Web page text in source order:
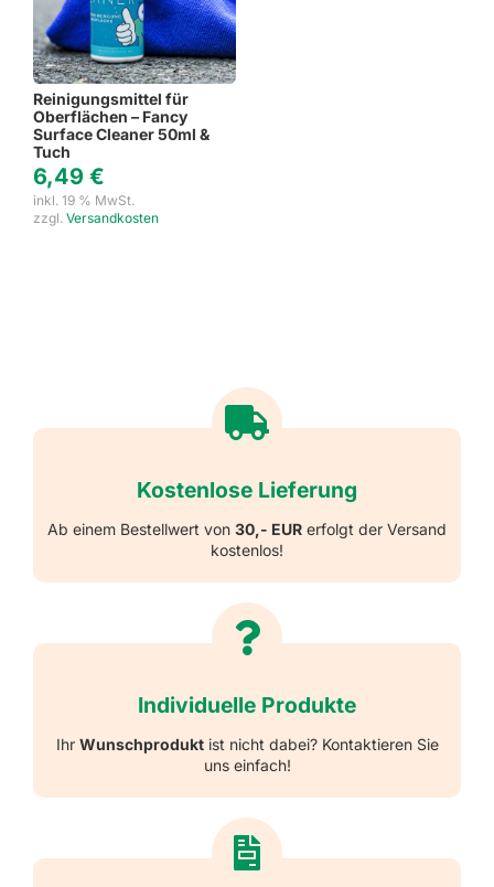
Reinigungsmittel für
Oberflächen – Fancy
Surface Cleaner 50ml &
Tuch
6,49 €
inkl. 19 % MwSt.
zzgl. Versandkosten
Kostenlose Lieferung
Ab einem Bestellwert von 30,- EUR erfolgt der Versand
kostenlos!
Individuelle Produkte
Ihr Wunschproduktist nicht dabei? Kontaktieren Sie
uns einfach!